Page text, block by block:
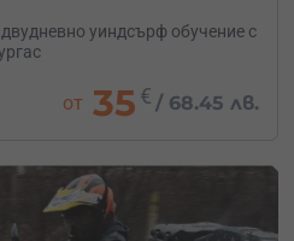
уиндсърф обучение с
от 35 € / 68.45 лв.